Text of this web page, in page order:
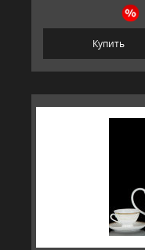
Купить